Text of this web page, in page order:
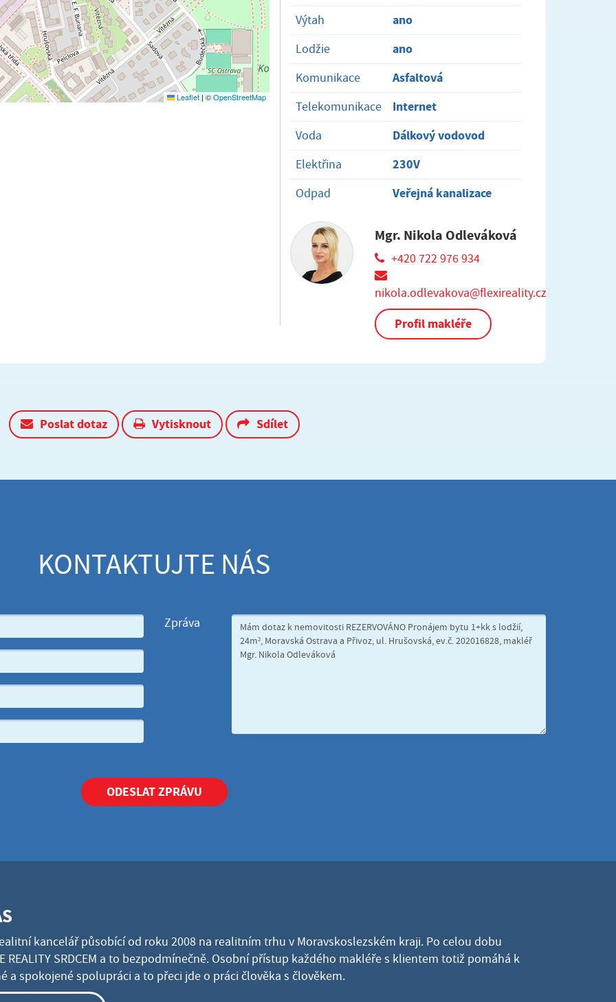
Leaflet | ©OpenStreetMap
Výtah ano
Lodžie ano
Komunikace Asfaltová
Telekomunikace Internet
Voda Dálkový vodovod
Elektřina 230V
Odpad Veřejná kanalizace
Mgr. Nikola Odleváková
+420 722 976 934
nikola.odlevakova@flexireality.cz
Profil makléře
Poslat dotaz Vytisknout Sdílet
KONTAKTUJTE NÁS
Zpráva
ODESLAT ZPRÁVU
kancelář působící od roku 2008 na realitním trhu v Moravskoslezském kraji. Po celou dobu
REALITY SRDCEM a to bezpodmínečně. Osobní přístup každého makléře s klientem totiž pomáhá k
a spokojené spolupráci a to přeci jde o práci člověka s člověkem.